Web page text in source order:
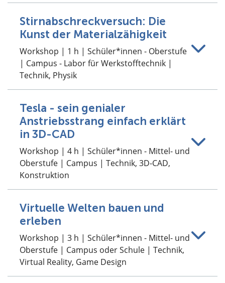
Stirnabschreckversuch: Die
Kunst der Materialzähigkeit
Workshop | 1 h | Schüler*innen - Oberstufe
| Campus - Labor für Werkstofftechnik |
Technik, Physik
Tesla - sein genialer
Anstriebsstrang einfach erklärt
in 3D-CAD
Workshop | 4 h | Schüler*innen - Mittel- und
Oberstufe | Campus | Technik, 3D-CAD,
Konstruktion
Virtuelle Welten bauen und
erleben
Workshop | 3 h | Schüler*innen - Mittel- und
Oberstufe | Campus oder Schule | Technik,
Virtual Reality, Game Design